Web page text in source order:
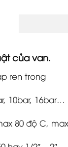
của van.
ren trong
10bar, 16bar…
80 độ C,